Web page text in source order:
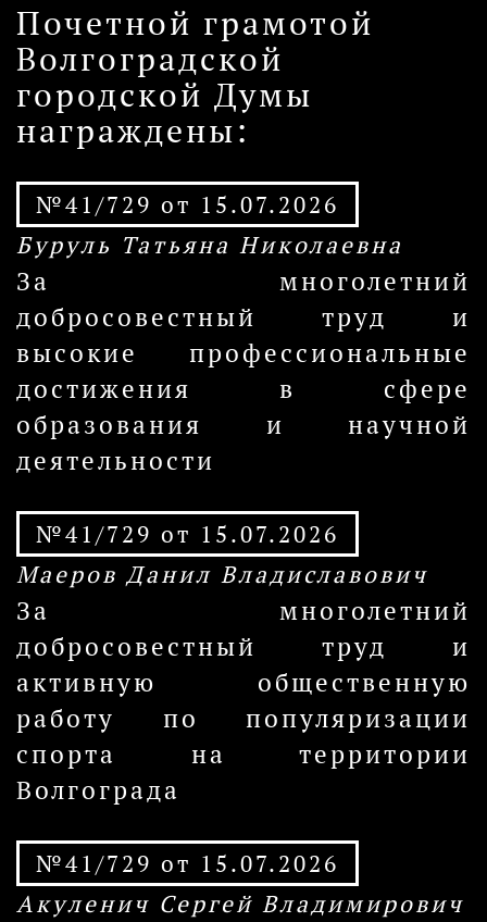
Почетной грамотой
Волгоградской
городской Думы
награждены:
№41/729 от 15.07.2026
Буруль Татьяна Николаевна
За многолетний
добросовестный труд и
высокие профессиональные
достижения в сфере
образования и научной
деятельности
№41/729 от 15.07.2026
Маеров Данил Владиславович
За многолетний
добросовестный труд и
активную общественную
работу по популяризации
спорта на территории
Волгограда
№41/729 от 15.07.2026
Акуленич Сергей Владимирович